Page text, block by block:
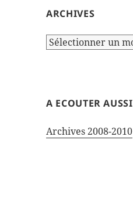
ARCHIVES
Archives
A ECOUTER AUSSI
Archives 2008-2010